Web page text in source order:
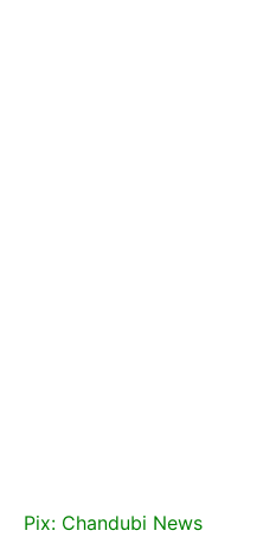
Pix: Chandubi News